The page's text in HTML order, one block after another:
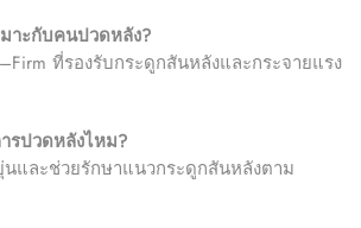
าะกับคนปวดหลัง?
ที่รองรับกระดูกสันหลังและกระจายแรง
รปวดหลังไหม?
และช่วยรักษาแนวกระดูกสันหลังตาม